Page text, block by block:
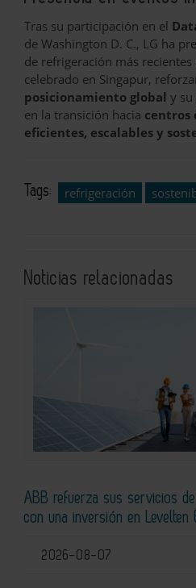
Tras su participación en el
de Washington D. C., LG ha
de refrigeración más recientes
celebrado en Singapur,
posicionamiento global y su
en la transición hacia centros
eficientes, escalables y
Tags: refrigeración
Noticias relacionadas
ABB refuerza sus servicios
con una inversión en Levelten
2026-08-07